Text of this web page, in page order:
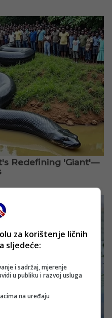
za korištenje ličnih
sljedeće:
i sadržaj, mjerenje
u publiku i razvoj usluga
na uređaju